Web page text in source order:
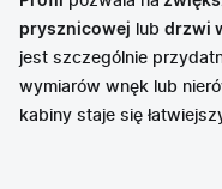
prysznicowej lub drzwi
jest szczególnie
wymiarów wnęk lub
kabiny staje się